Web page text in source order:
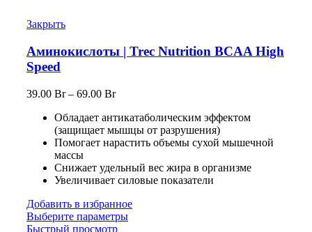
Закрыть
Аминокислоты | Trec Nutrition BCAA High
Speed
39.00 Br– 69.00 Br
Обладает антикатаболическим эффектом
(защищает мышцы от разрушения)
Помогает нарастить объемы сухой мышечной
массы
Снижает удельный вес жира в организме
Увеличивает силовые показатели
Добавить в избранное
Выберите параметры
Быстрый просмотр